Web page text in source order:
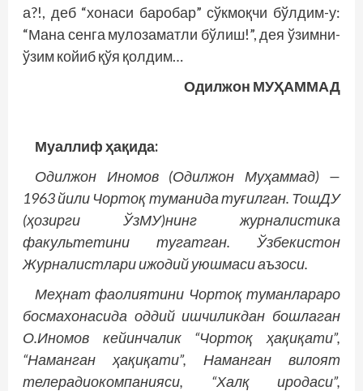
а?!, деб “хонаси баробар” сўкмоқчи бўлдим-у:
“Мана сенга мулозаматли бўлиш!”, дея ўзимни-
ўзим койиб қўя қолдим…
Одилжон МУҲАММАД
Муаллиф ҳақида:
Одилжон Иномов (Одилжон Муҳаммад) —
1963 йили Чортоқ туманида туғилган. ТошДУ
(ҳозирги ЎзМУ)нинг журналистика
факультетини тугатган. Ўзбекистон
Журналистлари ижодий уюшмаси аъзоси.
Меҳнат фаолиятини Чортоқ туманлараро
босмахонасида оддий ишчиликдан бошлаган
О.Иномов кейинчалик “Чортоқ ҳақиқати”,
“Наманган ҳақиқати”, Наманган вилоят
телерадиокомпанияси, “Халқ иродаси”,